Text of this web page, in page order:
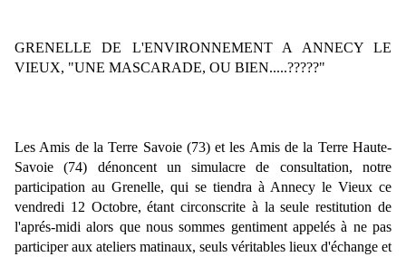
GRENELLE DE L'ENVIRONNEMENT A ANNECY LE
VIEUX, "UNE MASCARADE, OU BIEN.....?????"
Les Amis de la Terre Savoie (73) et les Amis de la Terre Haute-
Savoie (74) dénoncent un simulacre de consultation, notre
participation au Grenelle, qui se tiendra à Annecy le Vieux ce
vendredi 12 Octobre, étant circonscrite à la seule restitution de
l'aprés-midi alors que nous sommes gentiment appelés à ne pas
participer aux ateliers matinaux, seuls véritables lieux d'échange et